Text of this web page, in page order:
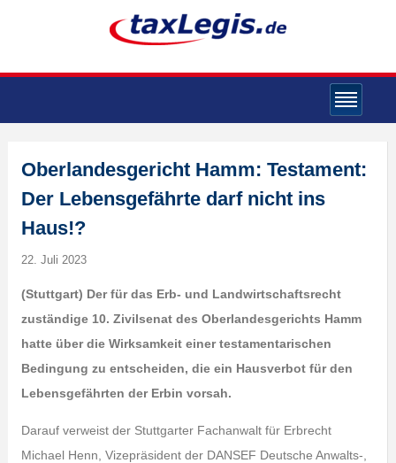
Oberlandesgericht Hamm: Testament:
Der Lebensgefährte darf nicht ins
Haus!?
22. Juli 2023
(Stuttgart) Der für das Erb- und Landwirtschaftsrecht
zuständige 10. Zivilsenat des Oberlandesgerichts Hamm
hatte über die Wirksamkeit einer testamentarischen
Bedingung zu entscheiden, die ein Hausverbot für den
Lebensgefährten der Erbin vorsah.
Darauf verweist der Stuttgarter Fachanwalt für Erbrecht
Michael Henn, Vizepräsident der DANSEF Deutsche Anwalts‑,